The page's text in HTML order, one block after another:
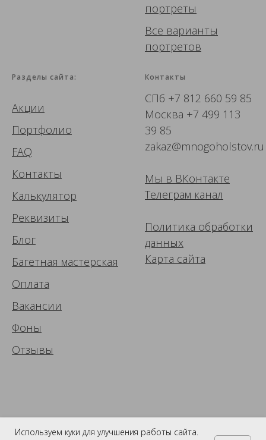
Используем куки для улучшения работы сайта.
портреты
Все варианты
портретов
Разделы сайта:
Акции
Портфолио
FAQ
Контакты
Калькулятор
Реквизиты
Блог
Багетная мастерская
Оплата
Вакансии
Фоны
Отзывы
Контакты
СПб +7 812 660 59 85
Москва +7 499 113
39 85
zakaz@mnogoholstov.ru
Мы в ВКонтакте
Телеграм канал
Политика обработки
данных
Карта сайта